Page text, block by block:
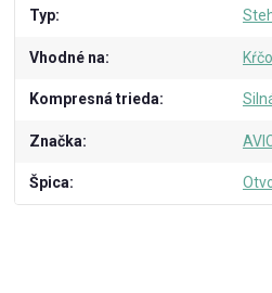
Typ
Vhodné na
Kompresná trieda
Značka
Špica